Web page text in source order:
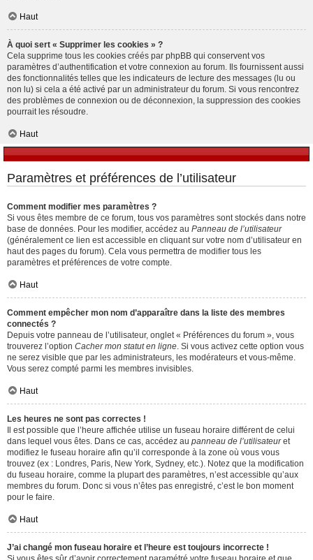
Haut
À quoi sert « Supprimer les cookies » ?
Cela supprime tous les cookies créés par phpBB qui conservent vos
paramètres d’authentification et votre connexion au forum. Ils fournissent aussi
des fonctionnalités telles que les indicateurs de lecture des messages (lu ou
non lu) si cela a été activé par un administrateur du forum. Si vous rencontrez
des problèmes de connexion ou de déconnexion, la suppression des cookies
pourrait les résoudre.
Haut
Paramètres et préférences de l’utilisateur
Comment modifier mes paramètres ?
Si vous êtes membre de ce forum, tous vos paramètres sont stockés dans notre
base de données. Pour les modifier, accédez au Panneau de l’utilisateur
(généralement ce lien est accessible en cliquant sur votre nom d’utilisateur en
haut des pages du forum). Cela vous permettra de modifier tous les
paramètres et préférences de votre compte.
Haut
Comment empêcher mon nom d’apparaître dans la liste des membres
connectés ?
Depuis votre panneau de l’utilisateur, onglet « Préférences du forum », vous
trouverez l’option Cacher mon statut en ligne . Si vous activez cette option vous
ne serez visible que par les administrateurs, les modérateurs et vous-même.
Vous serez compté parmi les membres invisibles.
Haut
Les heures ne sont pas correctes !
Il est possible que l’heure affichée utilise un fuseau horaire différent de celui
dans lequel vous êtes. Dans ce cas, accédez au panneau de l’utilisateuret
modifiez le fuseau horaire afin qu’il corresponde à la zone où vous vous
trouvez (ex : Londres, Paris, New York, Sydney, etc.). Notez que la modification
du fuseau horaire, comme la plupart des paramètres, n’est accessible qu’aux
membres du forum. Donc si vous n’êtes pas enregistré, c’est le bon moment
pour le faire.
Haut
J’ai changé mon fuseau horaire et l’heure est toujours incorrecte !